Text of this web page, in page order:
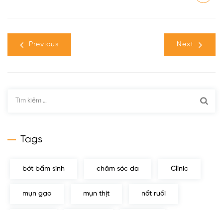
Previous Next
Tags
bớt bẩm sinh chăm sóc da Clinic
mụn gạo mụn thịt nốt ruồi